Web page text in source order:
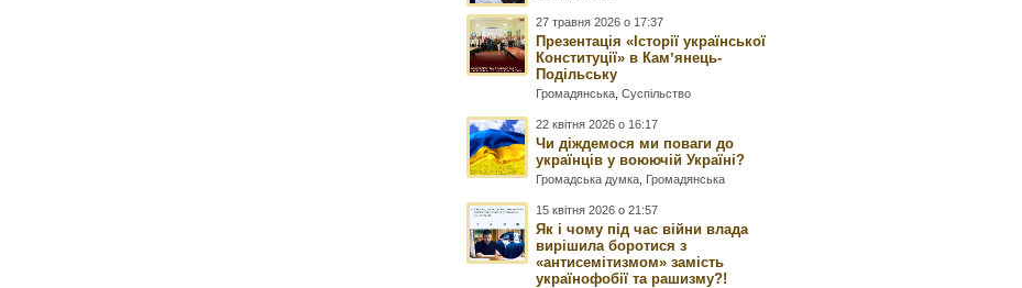
27 травня 2026 о 17:37
Презентація «Історії української
Конституції» в Камʼянець-
Подільську
Громадянська ,Суспільство
22 квітня 2026 о 16:17
Чи діждемося ми поваги до
українців у воюючій Україні?
Громадська думка Громадянська
15 квітня 2026 о 21:57
Як і чому під час війни влада
вирішила боротися з
«антисемітизмом» замість
українофобії та рашизму?!